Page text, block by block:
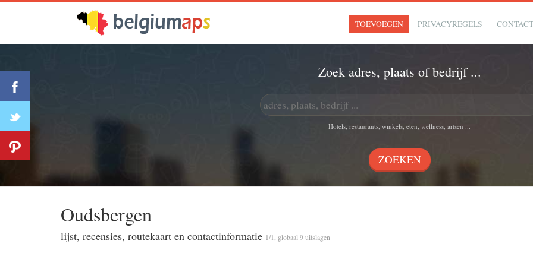
TOEVOEGEN PRIVACYREGELS
Zoek adres, plaats of bedrijf ...
Hotels, restaurants, winkels, eten, wellness, artsen ...
Oudsbergen
lijst, recensies, routekaart en contactinformatie 1/1, globaal 9 uitslagen